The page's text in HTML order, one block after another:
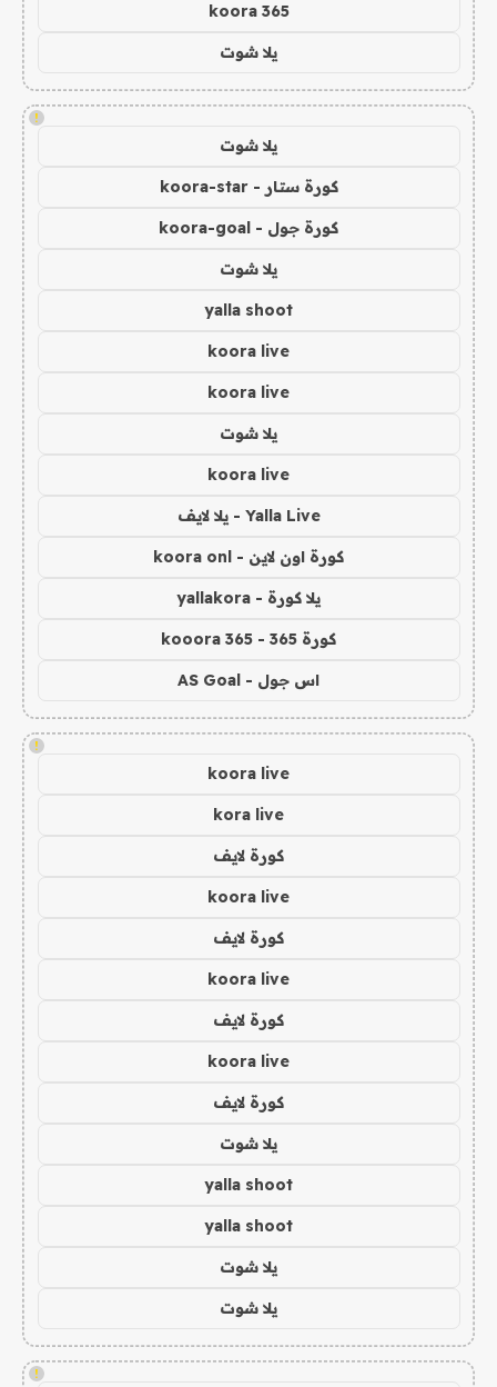
koora 365
يلا شوت
!
يلا شوت
كورة ستار - koora-star
كورة جول - koora-goal
يلا شوت
yalla shoot
koora live
koora live
يلا شوت
koora live
Yalla Live - يلا لايف
كورة اون لاين - koora onl
يلا كورة - yallakora
كورة 365 - kooora 365
اس جول - AS Goal
!
koora live
kora live
كورة لايف
koora live
كورة لايف
koora live
كورة لايف
koora live
كورة لايف
يلا شوت
yalla shoot
yalla shoot
يلا شوت
يلا شوت
!